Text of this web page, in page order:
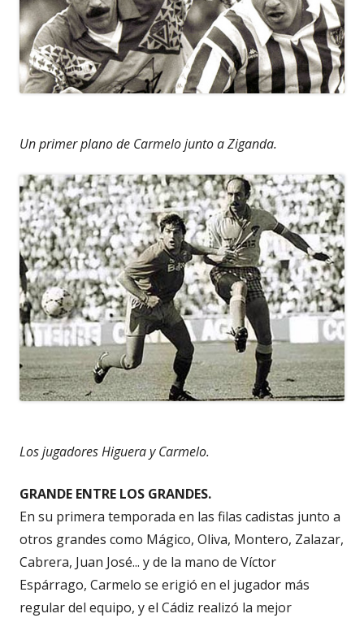
Un primer plano de Carmelo junto a Ziganda.
Los jugadores Higuera y Carmelo.
GRANDE ENTRE LOS GRANDES.
En su primera temporada en las filas cadistas junto a
otros grandes como Mágico, Oliva, Montero, Zalazar,
Cabrera, Juan José... y de la mano de Víctor
Espárrago, Carmelo se erigió en el jugador más
regular del equipo, y el Cádiz realizó la mejor